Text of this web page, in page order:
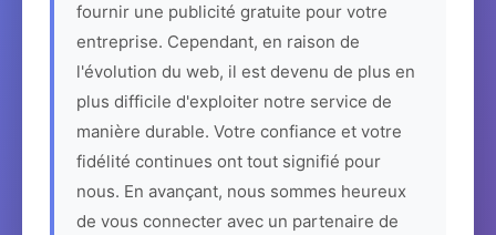
fournir une publicité gratuite pour votre
entreprise. Cependant, en raison de
l'évolution du web, il est devenu de plus en
plus difficile d'exploiter notre service de
manière durable. Votre confiance et votre
fidélité continues ont tout signifié pour
nous. En avançant, nous sommes heureux
de vous connecter avec un partenaire de